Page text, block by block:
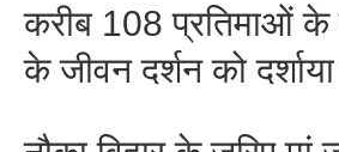
करीब 108 प्रतिमाओं के
के जीवन दर्शन को
जयपुर
का